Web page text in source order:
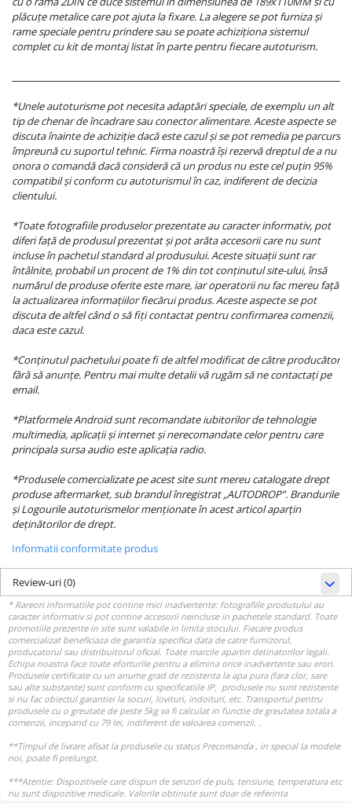
plăcuțe metalice care pot ajuta la fixare. La alegere se pot furniza și
rame speciale pentru prindere sau se poate achiziționa sistemul
complet cu kit de montaj listat în parte pentru fiecare autoturism.
*Unele autoturisme pot necesita adaptări speciale, de exemplu un alt
tip de chenar de încadrare sau conector alimentare. Aceste aspecte se
discuta înainte de achiziție dacă este cazul și se pot remedia pe parcurs
împreună cu suportul tehnic. Firma noastră își rezervă dreptul de a nu
onora o comandă dacă consideră că un produs nu este cel puțin 95%
compatibil și conform cu autoturismul în caz, indiferent de decizia
clientului.
*Toate fotografiile produselor prezentate au caracter informativ, pot
diferi față de produsul prezentat și pot arăta accesorii care nu sunt
incluse în pachetul standard al produsului. Aceste situații sunt rar
întâlnite, probabil un procent de 1% din tot conținutul site-ului, însă
numărul de produse oferite este mare, iar operatorii nu fac mereu față
la actualizarea informațiilor fiecărui produs. Aceste aspecte se pot
discuta de altfel când o să fiți contactat pentru confirmarea comenzii,
daca este cazul.
*Conținutul pachetului poate fi de altfel modificat de către producător
fără să anunțe. Pentru mai multe detalii vă rugăm să ne contactați pe
email.
*Platformele Android sunt recomandate iubitorilor de tehnologie
multimedia, aplicații și internet și nerecomandate celor pentru care
principala sursa audio este aplicația radio.
*Produsele comercializate pe acest site sunt mereu catalogate drept
produse aftermarket, sub brandul înregistrat „AUTODROP”. Brandurile
și Logourile autoturismelor menționate în acest articol aparțin
deținătorilor de drept.
Informatii conformitate produs
Review-uri(0)